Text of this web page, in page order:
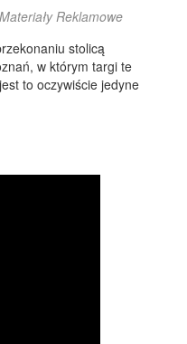
Reklamowe
stolicą
w którym targi te
to oczywiście jedyne